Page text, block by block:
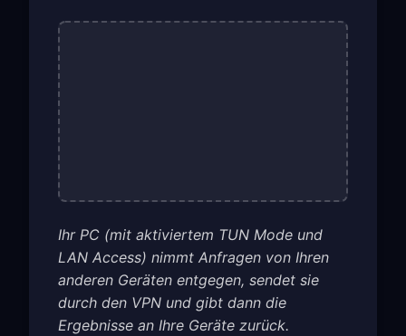
Ihr PC (mit aktiviertem TUN Mode und
LAN Access) nimmt Anfragen von Ihren
anderen Geräten entgegen, sendet sie
durch den VPN und gibt dann die
Ergebnisse an Ihre Geräte zurück.